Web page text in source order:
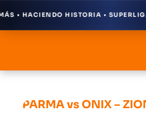
• HACIENDO HISTORIA • SUPERLIGA
PARMA vs ONIX –